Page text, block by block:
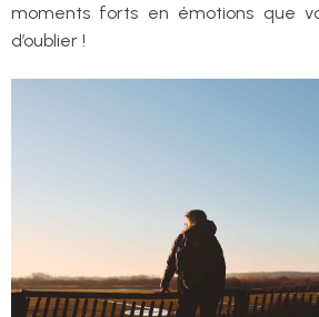
moments forts en émotions que
d’oublier !